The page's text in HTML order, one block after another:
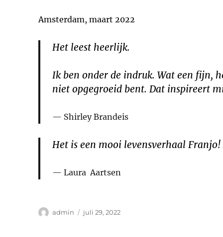
Amsterdam, maart 2022
Het leest heerlijk.
Ik ben onder de indruk. Wat een fijn,
niet opgegroeid bent. Dat inspireert
Shirley Brandeis
Het is een mooi levensverhaal
Laura Aartsen
Auteur
admin
Geplaatst
juli 29, 2022